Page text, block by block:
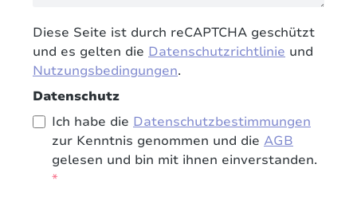
Diese Seite ist durch reCAPTCHA geschützt
und es gelten die Datenschutzrichtlinie und
Nutzungsbedingungen.
Datenschutz
Ich habe die Datenschutzbestimmungen
zur Kenntnis genommen und die AGB
gelesen und bin mit ihnen einverstanden.
*